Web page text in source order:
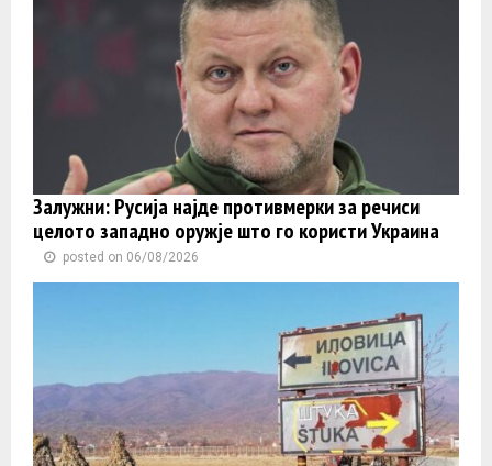
Залужни: Русија најде противмерки за речиси
целото западно оружје што го користи Украина
posted on 06/08/2026